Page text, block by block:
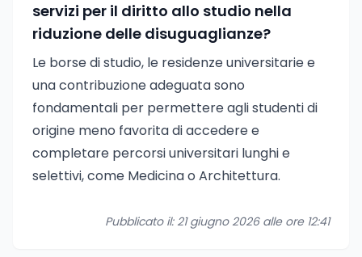
servizi per il diritto allo studio nella
riduzione delle disuguaglianze?
Le borse di studio, le residenze universitarie e
una contribuzione adeguata sono
fondamentali per permettere agli studenti di
origine meno favorita di accedere e
completare percorsi universitari lunghi e
selettivi, come Medicina o Architettura.
Pubblicato il: 21 giugno 2026 alle ore 12:41